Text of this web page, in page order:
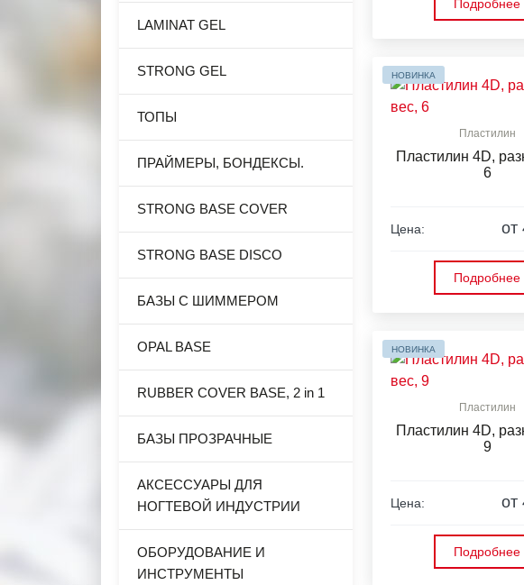
LAMINAT GEL
STRONG GEL
ТОПЫ
ПРАЙМЕРЫ, БОНДЕКСЫ.
STRONG BASE COVER
STRONG BASE DISCO
БАЗЫ С ШИММЕРОМ
OPAL BASE
RUBBER COVER BASE, 2 in 1
БАЗЫ ПРОЗРАЧНЫЕ
АКСЕССУАРЫ ДЛЯ
НОГТЕВОЙ ИНДУСТРИИ
ОБОРУДОВАНИЕ И
ИНСТРУМЕНТЫ
Подробнее
НОВИНКА
Пластилин
Пластилин 4D,
6
Цена: от
Подробнее
НОВИНКА
Пластилин
Пластилин 4D,
9
Цена: от
Подробнее